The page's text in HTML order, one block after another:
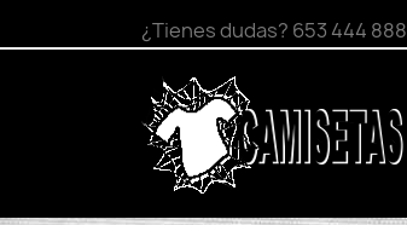
¿Tienes dudas? 653 444 888